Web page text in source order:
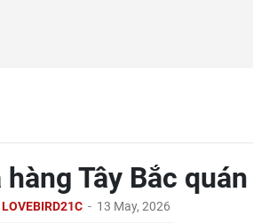
hàng Tây Bắc
LOVEBIRD21C - 13 May, 2026